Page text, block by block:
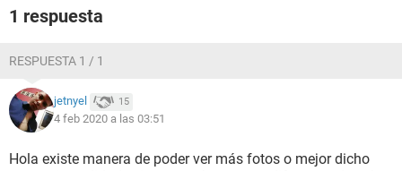
1 respuesta
RESPUESTA 1 / 1
jetnyel 15
4 feb 2020 a las 03:51
Hola existe manera de poder ver más fotos o mejor dicho